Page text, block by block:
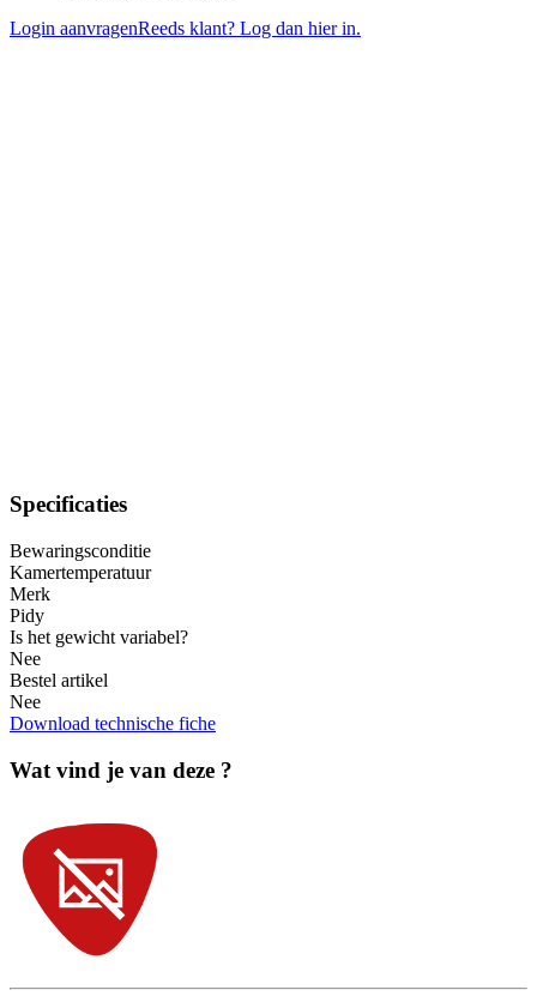
Login aanvragenReeds klant? Log dan hier in.
Specificaties
Bewaringsconditie
Kamertemperatuur
Merk
Pidy
Is het gewicht variabel?
Nee
Bestel artikel
Nee
Download technische fiche
Wat vind je van deze ?